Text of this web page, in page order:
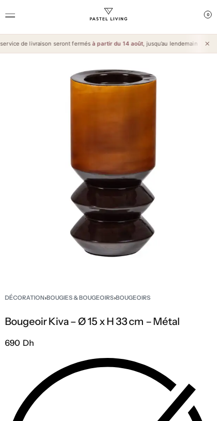
0
de livraison seront fermésà partir du 14 août, jusqu’au lendemain de l’ Aïd
DÉCORATION›BOUGIES & BOUGEOIRS›BOUGEOIRS
Bougeoir Kiva – Ø 15 x H 33 cm – Métal
690 Dh